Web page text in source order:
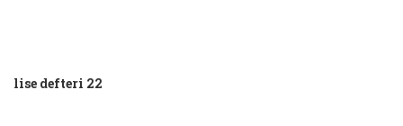
lise defteri 22